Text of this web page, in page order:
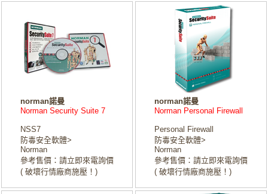
norman諾曼
Norman Security Suite 7
NSS7
防毒安全軟體>
Norman
參考售價：請立即來電詢價
( 破壞行情廠商施壓！)
norman諾曼
Norman Personal Firewall
Personal Firewall
防毒安全軟體>
Norman
參考售價：請立即來電詢價
( 破壞行情廠商施壓！)